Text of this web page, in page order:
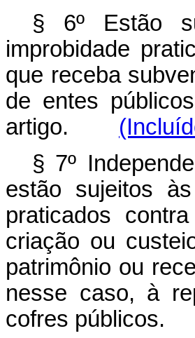
§ 6º Estão
improbidade
que receba
de entes
artigo.
§ 7º
estão sujeitos
praticados
criação ou
patrimônio ou
nesse caso, à
cofres